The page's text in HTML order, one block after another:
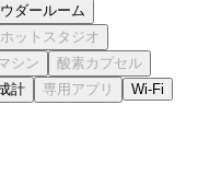
ダールーム
計
Wi-Fi